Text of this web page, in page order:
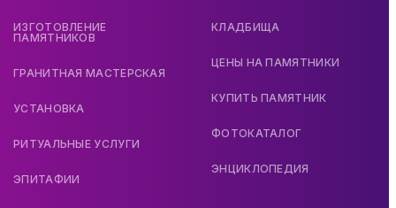
ИЗГОТОВЛЕНИЕ
ПАМЯТНИКОВ
ГРАНИТНАЯ МАСТЕРСКАЯ
УСТАНОВКА
РИТУАЛЬНЫЕ УСЛУГИ
ЭПИТАФИИ
КЛАДБИЩА
ЦЕНЫ НА ПАМЯТНИКИ
КУПИТЬ ПАМЯТНИК
ФОТОКАТАЛОГ
ЭНЦИКЛОПЕДИЯ